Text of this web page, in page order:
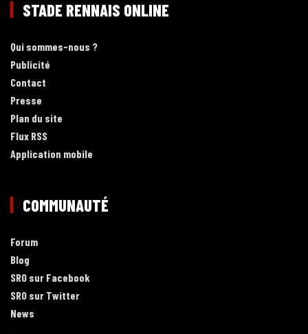
STADE RENNAIS ONLINE
Qui sommes-nous ?
Publicité
Contact
Presse
Plan du site
Flux RSS
Application mobile
COMMUNAUTÉ
Forum
Blog
SRO sur Facebook
SRO sur Twitter
News